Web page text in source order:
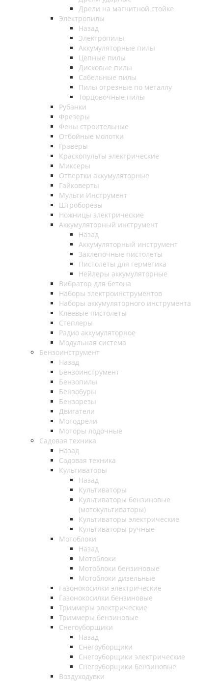
Дрели на магнитной стойке
Электропилы
Назад
Электропилы
Аккумуляторные пилы
Цепные пилы
Дисковые пилы
Сабельные пилы
Пилы отрезные по металлу
Торцовочные пилы
Рубанки
Фрезеры
Фены строительные
Отбойные молотки
Граверы
Краскопульты электрические
Миксеры
Отвертки аккумуляторные
Гайковерты
Мульти Инструмент
Штроборезы
Ножницы электрические
Аккумуляторный инструмент
Назад
Аккумуляторный инструмент
Заклепочные пистолеты
Пистолеты для герметика
Нейлеры аккумуляторные
Вибратор для бетона
Наборы электроинструментов
Наборы аккумуляторного инструмента
Клеевые пистолеты
Степлеры
Радио аккумуляторное
Модульная система
Бензоинструмент
Назад
Бензоинструмент
Бензопилы
Бензобуры
Бензорезы
Двигатели
Мотодрели
Моторы лодочные
Садовая техника
Назад
Садовая техника
Культиваторы
Назад
Культиваторы
Культиваторы бензиновые
(мотокультиваторы)
Культиваторы электрические
Культиваторы ручные
Мотоблоки
Назад
Мотоблоки
Мотоблоки бензиновые
Мотоблоки дизельные
Газонокосилки электрические
Газонокосилки бензиновые
Триммеры электрические
Триммеры бензиновые
Снегоуборщики
Назад
Снегоуборщики
Снегоуборщики электрические
Снегоуборщики бензиновые
Воздуходувки